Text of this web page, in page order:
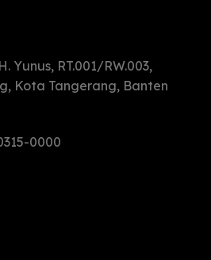
Yunus, RT.001/RW.003,
Kota Tangerang, Banten
0000